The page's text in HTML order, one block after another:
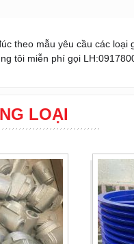
theo mẫu yêu cầu các loại
tôi miễn phí gọi
LOẠI